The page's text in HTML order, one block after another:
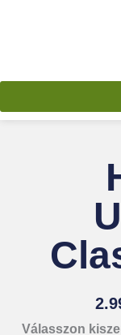
Válasszon
Humikal